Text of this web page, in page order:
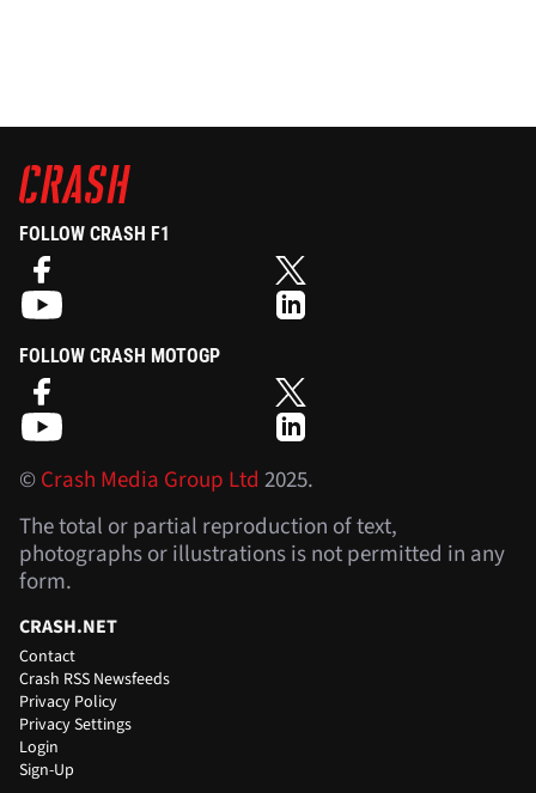
FOLLOW CRASH F1
FOLLOW CRASH MOTOGP
©Crash Media Group Ltd 2025.
The total or partial reproduction of text,
photographs or illustrations is not permitted in any
form.
CRASH.NET
Contact
Crash RSS Newsfeeds
Privacy Policy
Privacy Settings
Login
Sign-Up